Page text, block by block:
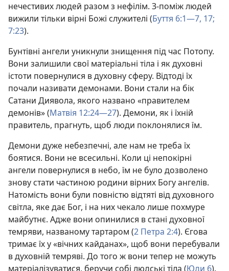
нечестивих людей разом з нефілім. З-поміж людей
вижили тільки вірні Божі служителі (Буття 6:1—7, 17;
7:23).
Бунтівні ангели уникнули знищення під час Потопу.
Вони залишили свої матеріальні тіла і як духовні
істоти повернулися в духовну сферу. Відтоді їх
почали називати демонами. Вони стали на бік
Сатани Диявола, якого названо «правителем
демонів» (Матвія 12:24—27). Демони, як і їхній
правитель, прагнуть, щоб люди поклонялися їм.
Демони дуже небезпечні, але нам не треба їх
боятися. Вони не всесильні. Коли ці непокірні
ангели повернулися в небо, їм не було дозволено
знову стати частиною родини вірних Богу ангелів.
Натомість вони були повністю відтяті від духовного
світла, яке дає Бог, і на них чекало лише похмуре
майбутнє. Адже вони опинилися в стані духовної
темряви, названому тартаром (2 Петра 2:4). Єгова
тримає їх у «вічних кайданах», щоб вони перебували
в духовній темряві. До того ж вони тепер не можуть
матеріалізуватися, беручи собі людські тіла (Юди 6).